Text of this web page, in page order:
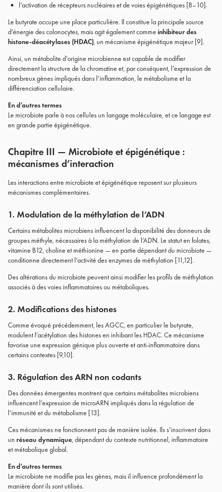
l’activation de récepteurs nucléaires et de voies épigénétiques [8–10].
Le butyrate occupe une place particulière. Il constitue la principale source
d’énergie des colonocytes, mais agit également comme inhibiteur des
histone-déacétylases (HDAC), un mécanisme épigénétique majeur [9].
Ainsi, un métabolite d’origine microbienne est capable de modifier
directement la structure de la chromatine et, par conséquent, l’expression de
nombreux gènes impliqués dans l’inflammation, le métabolisme et la
différenciation cellulaire.
En d’autres termes
Le microbiote parle à nos cellules un langage moléculaire, et ce langage est
en grande partie épigénétique.
Chapitre III — Microbiote et épigénétique :
mécanismes d’interaction
Les interactions entre microbiote et épigénétique reposent sur plusieurs
mécanismes complémentaires.
1. Modulation de la méthylation de l’ADN
Certains métabolites microbiens influencent la disponibilité des donneurs de
groupes méthyle, nécessaires à la méthylation de l’ADN. Le statut en folates,
vitamine B12, choline et méthionine — en partie dépendant du microbiote —
conditionne directement l’activité des enzymes de méthylation [11,12].
Des altérations du microbiote peuvent ainsi modifier les profils de méthylation
associés à des voies inflammatoires ou métaboliques.
2. Modifications des histones
Comme évoqué précédemment, les AGCC, en particulier le butyrate,
modulent l’acétylation des histones en inhibant les HDAC. Ce mécanisme
favorise une expression génique plus ouverte et anti-inflammatoire dans
certains contextes [9,10].
3. Régulation des ARN non codants
Des données émergentes montrent que certains métabolites microbiens
influencent l’expression de microARN impliqués dans la régulation de
l’immunité et du métabolisme [13].
Ces mécanismes ne fonctionnent pas de manière isolée. Ils s’inscrivent dans
un réseau dynamique, dépendant du contexte nutritionnel, inflammatoire
et métabolique global.
En d’autres termes
Le microbiote ne modifie pas les gènes, mais il influence profondément la
manière dont ils sont utilisés.